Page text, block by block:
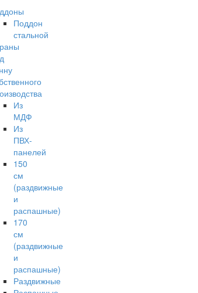
Поддон
стальной
Из
МДФ
Из
ПВХ-
панелей
150
см
(раздвижные
и
распашные)
170
см
(раздвижные
и
распашные)
Раздвижные